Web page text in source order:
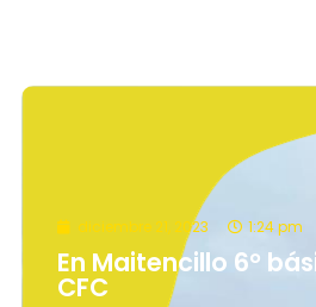
diciembre 21, 2023 1:24 pm
En Maitencillo 6°
CFC